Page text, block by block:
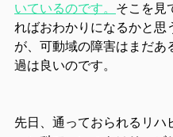
いているのです。そこを見
ればおわかりになるかと思
が、可動域の障害はまだあ
過は良いのです。
先日、通っておられるリハ